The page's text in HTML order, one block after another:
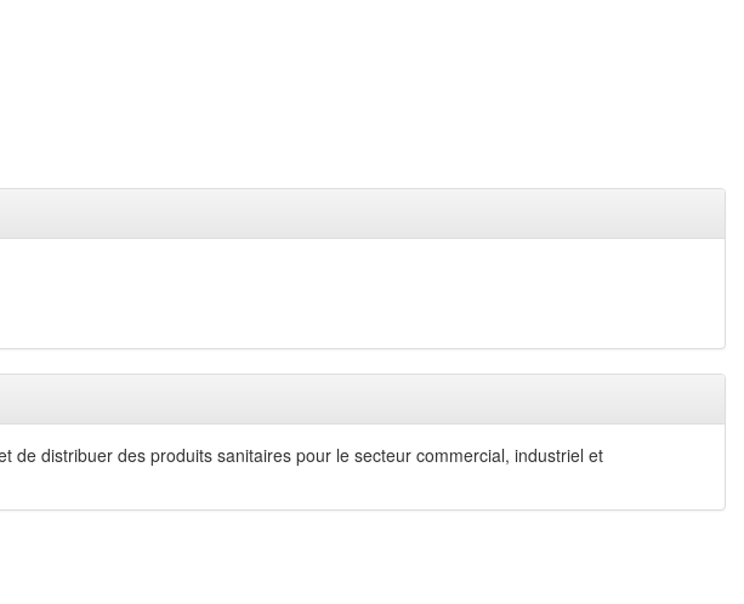
de distribuer des produits sanitaires pour le secteur commercial, industriel et